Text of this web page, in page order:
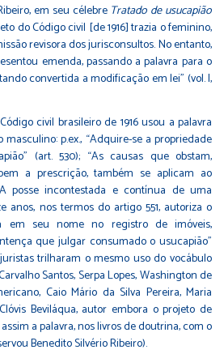
em seu célebre Tratado de usucapião
do Código civil [de 1916] trazia o feminino,
revisora dos jurisconsultos. No entanto,
emenda, passando a palavra para o
convertida a modificação em lei” (vol. I,
civil brasileiro de 1916 usou a palavra
p.ex., “Adquire-se a propriedade
(art. 530); “As causas que obstam,
a prescrição, também se aplicam ao
posse incontestada e contínua de uma
anos, nos termos do artigo 551, autoriza o
em seu nome no registro de imóveis,
que julgar consumado o usucapião”
trilharam o mesmo uso do vocábulo
Santos, Serpa Lopes, Washington de
Caio Mário da Silva Pereira, Maria
Beviláqua, autor embora o projeto de
a palavra, nos livros de doutrina, com o
Benedito Silvério Ribeiro).